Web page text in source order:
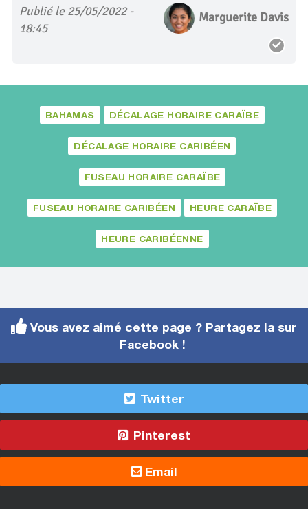
Publié le 25/05/2022 -
18:45
Marguerite Davis
BAHAMAS DÉCALAGE HORAIRE CARAÏBE
DÉCALAGE HORAIRE CARIBÉEN
FUSEAU HORAIRE CARAÏBE
FUSEAU HORAIRE CARIBÉEN HEURE CARAÏBE
HEURE CARIBÉENNE
Vous avez aimé cette page ? Partagez la sur
Facebook !
Twitter
Pinterest
Email